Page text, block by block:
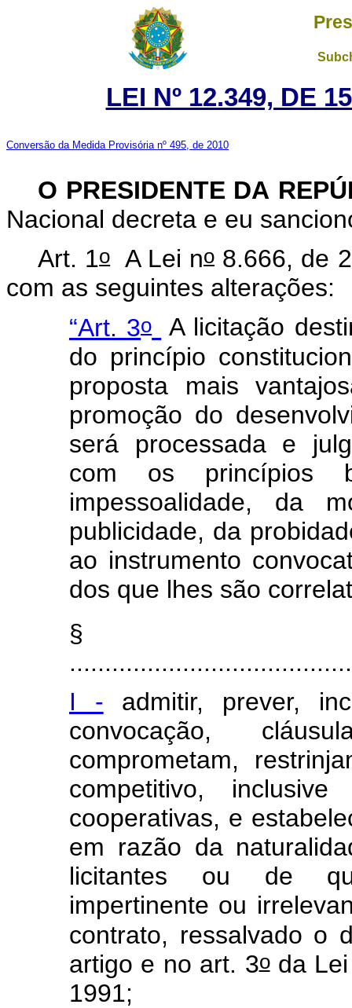
LEI Nº 12.349, DE
Conversão da Medida Provisória nº 495, de 2010
O PRESIDENTE DA
Nacional decreta e eu
Art. 1oA Lei no 8.666, de
com as seguintes alterações:
“Art. 3o
A licitação
do princípio
proposta mais
promoção do
será processada e
com os princípios
impessoalidade, da
publicidade, da
ao instrumento
dos que lhes são
§
I - admitir, prever,
convocação,
comprometam,
competitivo,
cooperativas, e
em razão da
licitantes ou de
impertinente ou
contrato, ressalvado o
artigo e no art. 3oda
1991;